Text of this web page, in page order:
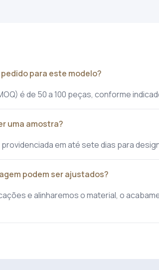
para este modelo?
é de 50 a 100 peças, conforme
uma amostra?
em até sete dias para
podem ser ajustados?
e alinharemos o material, o